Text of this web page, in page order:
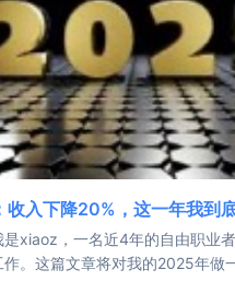
入下降20%，这一年我到
是xiaoz，一名近4年的自由职业
作。这篇文章将对我的2025年做